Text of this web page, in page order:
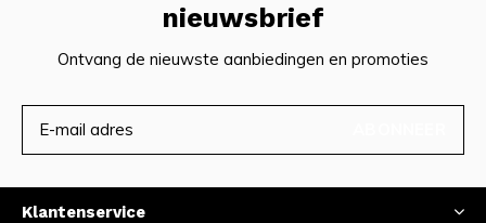
nieuwsbrief
Ontvang de nieuwste aanbiedingen en promoties
Klantenservice